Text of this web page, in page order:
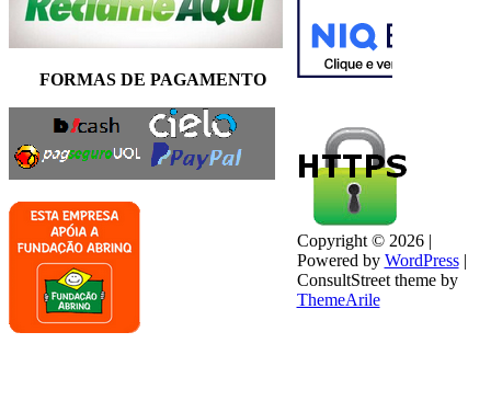
FORMAS DE PAGAMENTO
Copyright © 2026 |
Powered by WordPress |
ConsultStreet theme by
ThemeArile